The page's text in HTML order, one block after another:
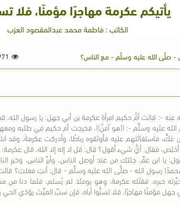
يأتيكم عكرمة مهاجرًا مؤمنًا، فلا
الكاتب : فاطمة محمد عبدالمقصود العزب
- صلَّى الله عليه وسلَّم - مع الناس؟
عنه -: قالت أمُّ حكيم امرأة عكرمة بن أبي جهل: يا رسول
الله عليه وسلَّم -: ((هو آمنٌ))، فخرجت أم حكيم في طلبه
فاستغاثتهم عليه فأوثقوه رباطًا، وأدركت عكرمةَ، وقد
فقال: أيُّ شيء أقول؟ قال: قل لا إله إلا الله، قال
يا ابن عمِّ، جئتك من عند أوصل الناس، وأبرِّ الناس،
رسول الله - صلَّى الله عليه وسلَّم - قال: أنتِ فعلتِ؟
خبره، فقتَله عكرمة، وهو يومئذ لم يُسلم، فلما دنا
جهل مؤمنًا مهاجرًا، فلا تسبُّوا أباه، فإن سبَّ الميِّت يؤذي الحي